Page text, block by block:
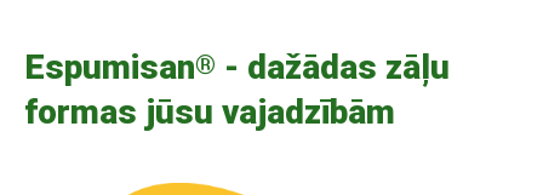
Espumisan® - dažādas zāļu
formas jūsu vajadzībām